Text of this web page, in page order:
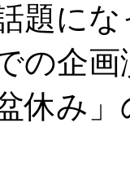
題に
の企画
休み